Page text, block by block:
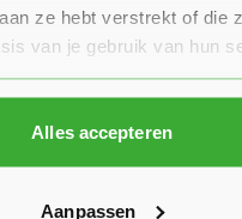
ze hebt verstrekt of die
van je gebruik van hun
Alles accepteren
Aanpassen
Verkrijgbaar in 2 lengtes
GB Inslaghulpstuk VD